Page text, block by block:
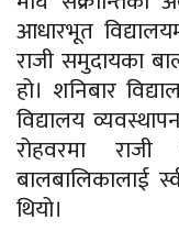
आधारभूत
राजी समुदायका
हो। शनिबार
विद्यालय
रोहवरमा
बालबालिकालाई
थियो।